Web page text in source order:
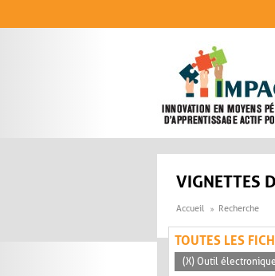
VIGNETTES
Accueil Recherche
TOUTES LES
(X) Outil électronique